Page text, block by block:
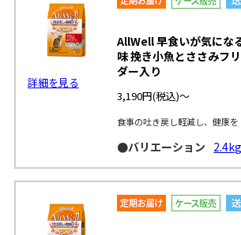
詳細を見る
AllWell 早食いが気にな
味 挽き小魚とささみフ
ダー入り
3,190円(税込)～
食事の吐き戻し軽減し、健康
●バリエーション 2.4kg